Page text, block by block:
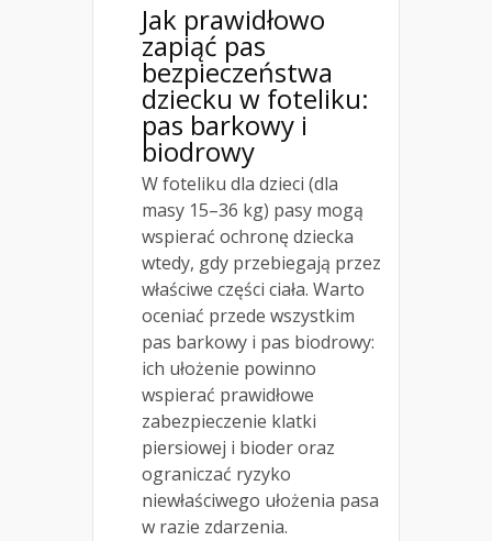
Jak prawidłowo
zapiąć pas
bezpieczeństwa
dziecku w foteliku:
pas barkowy i
biodrowy
W foteliku dla dzieci (dla
masy 15–36 kg) pasy mogą
wspierać ochronę dziecka
wtedy, gdy przebiegają przez
właściwe części ciała. Warto
oceniać przede wszystkim
pas barkowy i pas biodrowy:
ich ułożenie powinno
wspierać prawidłowe
zabezpieczenie klatki
piersiowej i bioder oraz
ograniczać ryzyko
niewłaściwego ułożenia pasa
w razie zdarzenia.